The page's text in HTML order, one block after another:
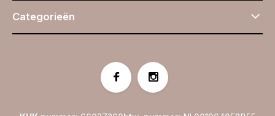
Categorieën